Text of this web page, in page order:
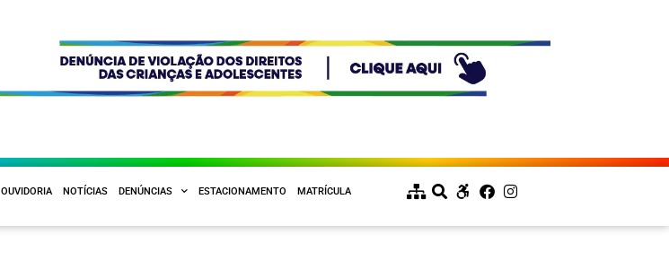
OUVIDORIA NOTÍCIAS DENÚNCIAS ESTACIONAMENTO MATRÍCULA